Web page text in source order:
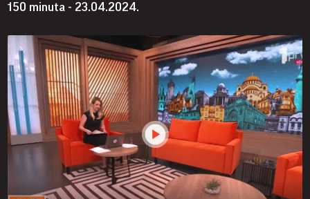
150 minuta - 23.04.2024.